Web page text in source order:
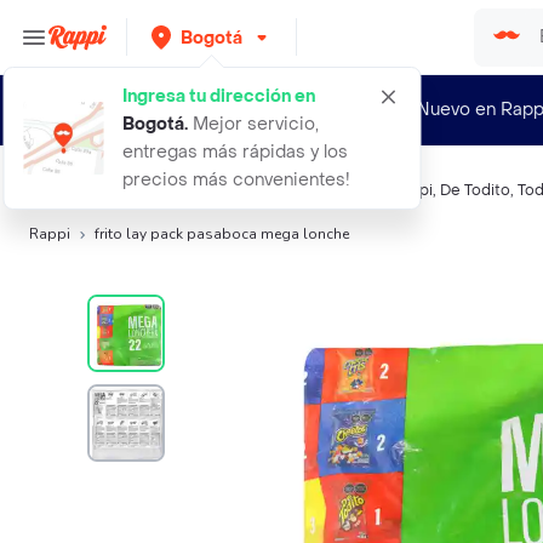
Bogotá
Ingresa tu dirección en
Bogotá. Mejor servicio,
entregas más rápidas y los
precios más convenientes!
¿Nuevo en
Búsquedas relacionadas:Snacks salados,Frito Lay Yupi, De Todito,
Rappi frito lay pack pasaboca mega lonche